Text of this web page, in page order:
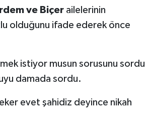
ve Biçerailelerinin
olduğunu ifade ederek önce
istiyor musun sorusunu sordu
damada sordu.
evet şahidiz deyince nikah